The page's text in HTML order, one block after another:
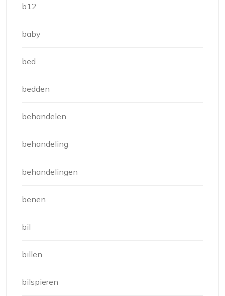
b12
baby
bed
bedden
behandelen
behandeling
behandelingen
benen
bil
billen
bilspieren